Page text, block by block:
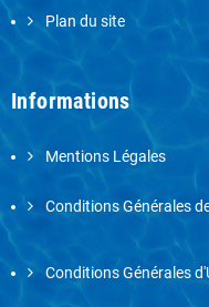
Plan du site
Informations
Mentions Légales
Conditions Générales
Conditions Générales